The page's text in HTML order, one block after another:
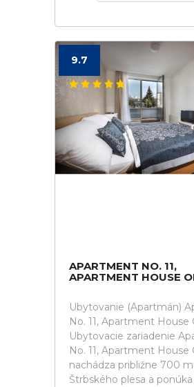
9.7
APARTMENT NO. 11,
APARTMENT HOUSE
Ubytovanie (Apartmán)
No. 11, Apartment House
Ubytovacie zariadenie
No. 11, Apartment House
nachádza približne 700
Štrbského plesa a